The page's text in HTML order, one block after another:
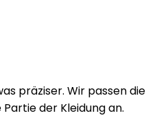
präziser. Wir passen die
der Kleidung an.